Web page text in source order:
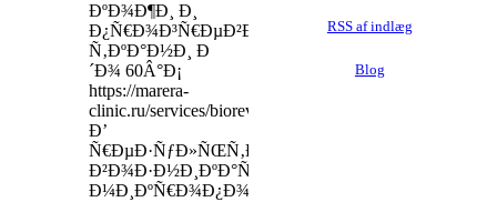
ÐºÐ¾Ð¶Ð¸ Ð¸
Ð¿Ñ€Ð¾Ð³Ñ€ÐµÐ²Ð°ÐµÑ‚
Ñ‚ÐºÐ°Ð½Ð¸ Ð
´Ð¾ 60Â°Ð¡
https://marera-
clinic.ru/services/biorevitalization
Ð’
Ñ€ÐµÐ·ÑƒÐ»ÑŒÑ‚Ð°Ñ‚Ðµ
Ð²Ð¾Ð·Ð½Ð¸ÐºÐ°ÑŽÑ‚
Ð¼Ð¸ÐºÑ€Ð¾Ð¿Ð¾Ð²Ñ€ÐµÐ¶Ð
RSS af indlæg
Blog